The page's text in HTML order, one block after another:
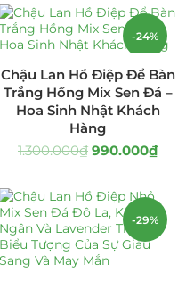
(63)
-24%
Chậu Lan Hồ Điệp Để Bàn
Trắng Hồng Mix Sen Đá –
Hoa Sinh Nhật Khách
Hàng
1.300.000₫ 990.000₫
-29%